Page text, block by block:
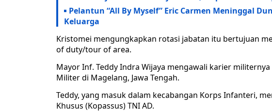
Pelantun “All By Myself” Eric Carmen Meninggal
Keluarga
Kristomei mengungkapkan rotasi jabatan itu bertujuan
of duty/tour of area.
Mayor Inf. Teddy Indra Wijaya mengawali karier
Militer di Magelang, Jawa Tengah.
Teddy, yang masuk dalam kecabangan Korps Infanteri,
Khusus (Kopassus) TNI AD.